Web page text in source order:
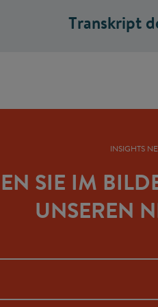
Transkript
INSIGHTS
SIE IM
UNSEREN